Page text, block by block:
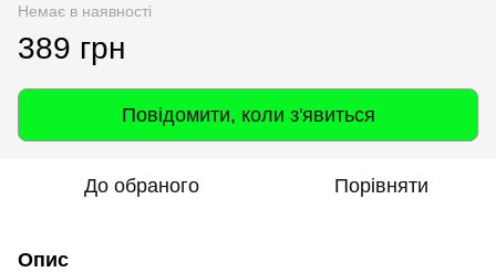
Немає в наявності
389 грн
Повідомити, коли з'явиться
До обраного Порівняти
Опис